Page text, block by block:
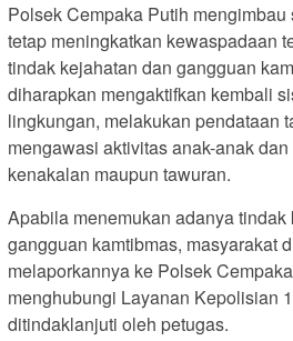
Polsek Cempaka Putih
tetap meningkatkan kewaspadaan
tindak kejahatan dan gangguan
diharapkan mengaktifkan kembali
lingkungan, melakukan pendataan
mengawasi aktivitas anak-anak
kenakalan maupun tawuran.
Apabila menemukan adanya tindak
gangguan kamtibmas, masyarakat
melaporkannya ke Polsek
menghubungi Layanan Kepolisian
ditindaklanjuti oleh petugas.